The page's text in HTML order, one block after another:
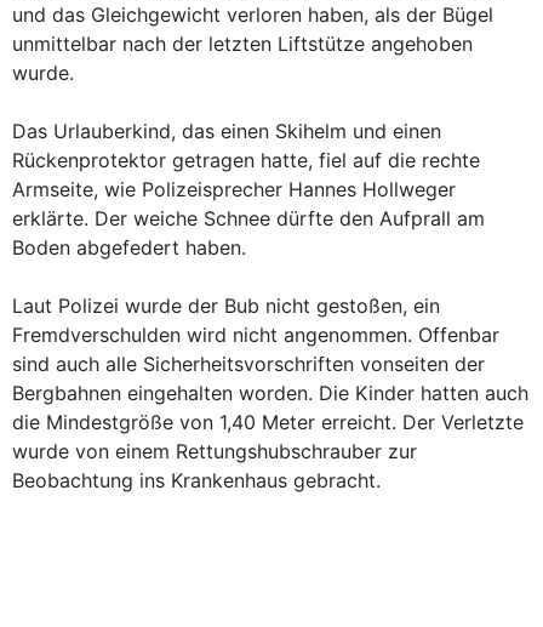
und das Gleichgewicht verloren haben, als der Bügel
unmittelbar nach der letzten Liftstütze angehoben
wurde.
Das Urlauberkind, das einen Skihelm und einen
Rückenprotektor getragen hatte, fiel auf die rechte
Armseite, wie Polizeisprecher Hannes Hollweger
erklärte. Der weiche Schnee dürfte den Aufprall am
Boden abgefedert haben.
Laut Polizei wurde der Bub nicht gestoßen, ein
Fremdverschulden wird nicht angenommen. Offenbar
sind auch alle Sicherheitsvorschriften vonseiten der
Bergbahnen eingehalten worden. Die Kinder hatten auch
die Mindestgröße von 1,40 Meter erreicht. Der Verletzte
wurde von einem Rettungshubschrauber zur
Beobachtung ins Krankenhaus gebracht.